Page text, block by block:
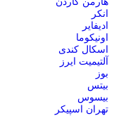
انکر
ادیفایر
اونیکوما
اسکال کندی
آلتیمیت ایرز
بوز
بیتس
بیسوس
تهران اسپیکر